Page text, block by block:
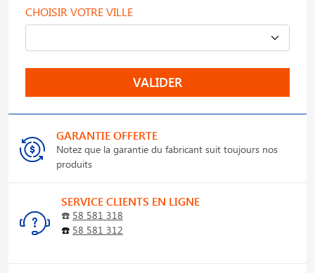
CHOISIR VOTRE VILLE
VALIDER
GARANTIE OFFERTE
Notez que la garantie du fabricant suit toujours nos
produits
SERVICE CLIENTS EN LIGNE
☎️ 58 581 318
☎️ 58 581 312